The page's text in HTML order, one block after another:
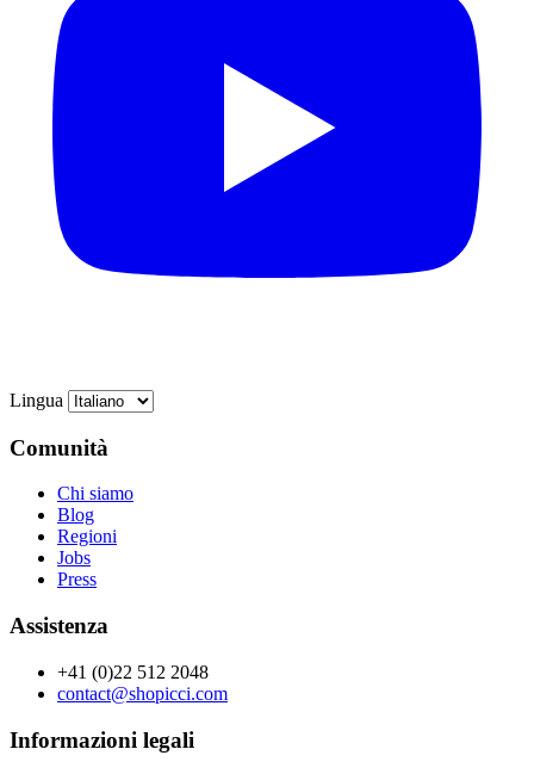
Lingua
Comunità
Chi siamo
Blog
Regioni
Jobs
Press
Assistenza
+41 (0)22 512 2048
contact@shopicci.com
Informazioni legali